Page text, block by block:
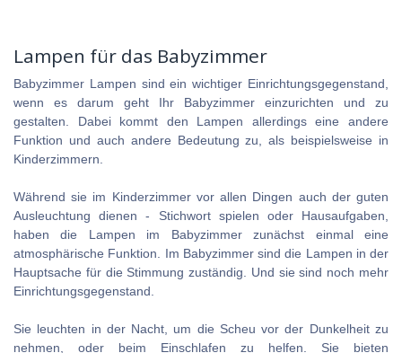
Lampen für das Babyzimmer
Babyzimmer Lampen sind ein wichtiger Einrichtungsgegenstand,
wenn es darum geht Ihr Babyzimmer einzurichten und zu
gestalten. Dabei kommt den Lampen allerdings eine andere
Funktion und auch andere Bedeutung zu, als beispielsweise in
Kinderzimmern.
Während sie im Kinderzimmer vor allen Dingen auch der guten
Ausleuchtung dienen - Stichwort spielen oder Hausaufgaben,
haben die Lampen im Babyzimmer zunächst einmal eine
atmosphärische Funktion. Im Babyzimmer sind die Lampen in der
Hauptsache für die Stimmung zuständig. Und sie sind noch mehr
Einrichtungsgegenstand.
Sie leuchten in der Nacht, um die Scheu vor der Dunkelheit zu
nehmen, oder beim Einschlafen zu helfen. Sie bieten